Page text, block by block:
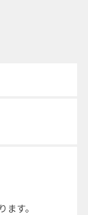
す。